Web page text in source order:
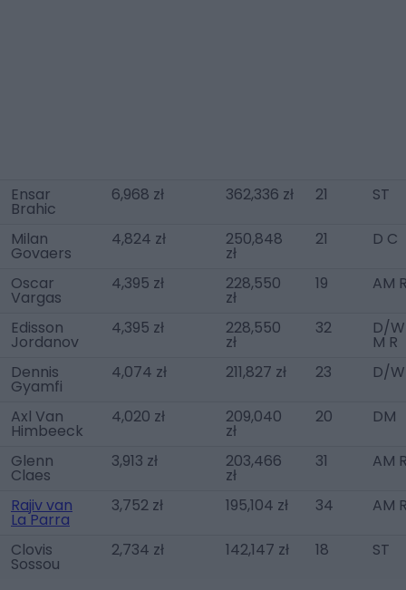
Ensar
Brahic
6,968 zł 362,336 zł 21 ST
Milan
Govaers
4,824 zł 250,848
zł
21 D C
Oscar
Vargas
4,395 zł 228,550
zł
19 AM
Edisson
Jordanov
4,395 zł 228,550
zł
32 D/
M R
Dennis
Gyamfi
4,074 zł 211,827 zł 23 D/
Axl Van
Himbeeck
4,020 zł 209,040
zł
20 DM
Glenn
Claes
3,913 zł 203,466
zł
31 AM
Rajiv van
La Parra
3,752 zł 195,104 zł 34 AM
Clovis
Sossou
2,734 zł 142,147 zł 18 ST